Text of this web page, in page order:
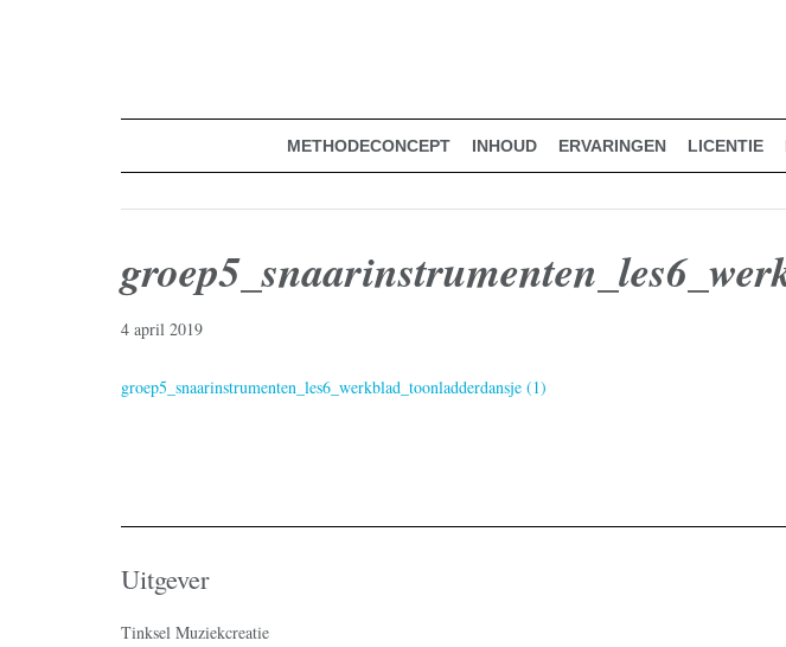
METHODECONCEPT INHOUD ERVARINGEN LICENTIE
4 april 2019
groep5_snaarinstrumenten_les6_werkblad_toonladderdansje (1)
Uitgever
Tinksel Muziekcreatie